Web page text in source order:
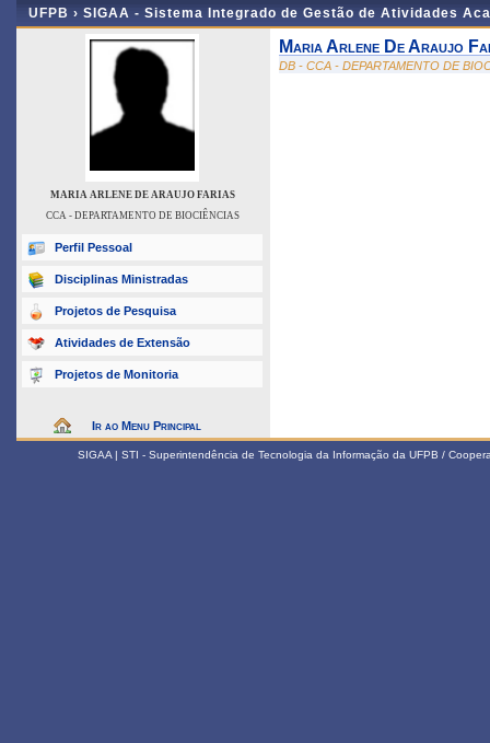
UFPB › SIGAA - Sistema Integrado de Gestão de Atividades
MARIA ARLENE DE ARAUJO FARIAS
CCA - DEPARTAMENTO DE BIOCIÊNCIAS
Perfil Pessoal
Disciplinas Ministradas
Projetos de Pesquisa
Atividades de Extensão
Projetos de Monitoria
Ir ao Menu Principal
Maria Arlene De Araujo
DB - CCA - DEPARTAMENTO DE
SIGAA | STI - Superintendência de Tecnologia da Informação da UFPB /